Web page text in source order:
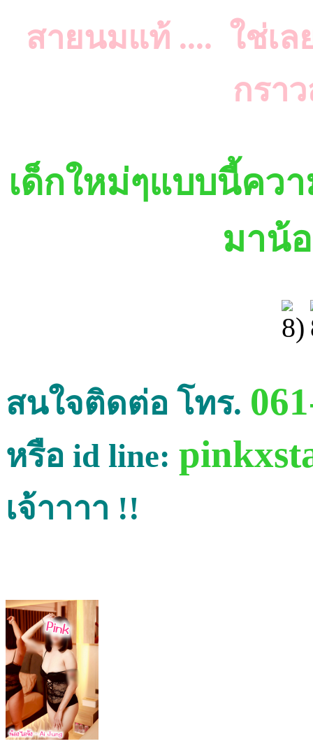
สายนมแท้ .... ใช่เ
กรา
เด็กใหม่ๆแบบนี้คว
มาน้
สนใจติดต่อ โทร.
หรือ id line:
เจ้าาาา !!